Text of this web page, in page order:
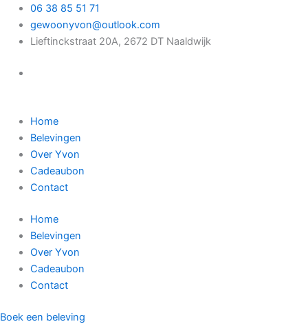
naar
06 38 85 51 71
gewoonyvon@outlook.com
Lieftinckstraat 20A, 2672 DT Naaldwijk
Home
Belevingen
Over Yvon
Cadeaubon
Contact
Home
Belevingen
Over Yvon
Cadeaubon
Contact
Boek een beleving